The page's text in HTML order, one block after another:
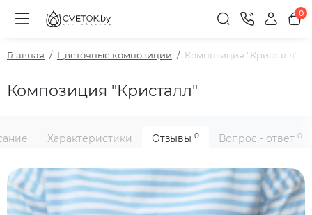
0
Главная Цветочные композиции Композиция "Кристалл"
Композиция "Кристалл"
Характеристики Отзывы 0 Вопрос - ответ 0